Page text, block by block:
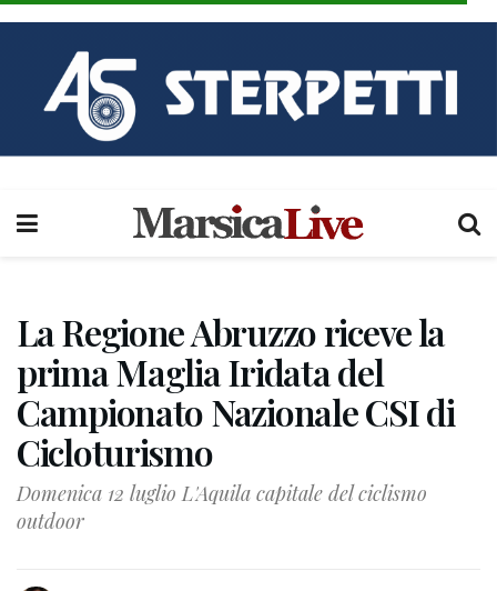
La Regione Abruzzo riceve la
prima Maglia Iridata del
Campionato Nazionale CSI di
Cicloturismo
Domenica 12 luglio L'Aquila capitale del ciclismo
outdoor